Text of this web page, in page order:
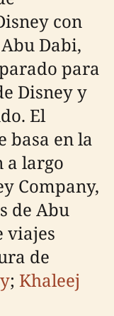
con
Dabi,
para
Disney y
El
basa en la
a largo
Company,
de Abu
viajes
de
; Khaleej